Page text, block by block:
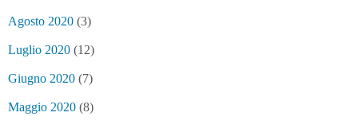
Agosto 2020 (3)
Luglio 2020 (12)
Giugno 2020 (7)
Maggio 2020 (8)